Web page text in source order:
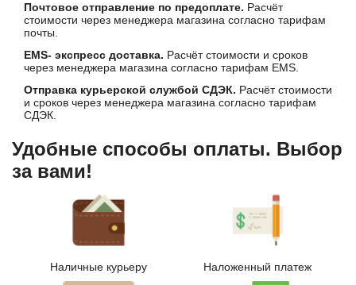
Почтовое отправление по предоплате. Расчёт
стоимости через менеджера магазина согласно тарифам
почты.
EMS- экспресс доставка. Расчёт стоимости и сроков
через менеджера магазина согласно тарифам EMS.
Отправка курьерской службой СДЭК. Расчёт стоимости
и сроков через менеджера магазина согласно тарифам
СДЭК.
Удобные способы оплаты. Выбор
за вами!
Наличные курьеру Наложенный платеж